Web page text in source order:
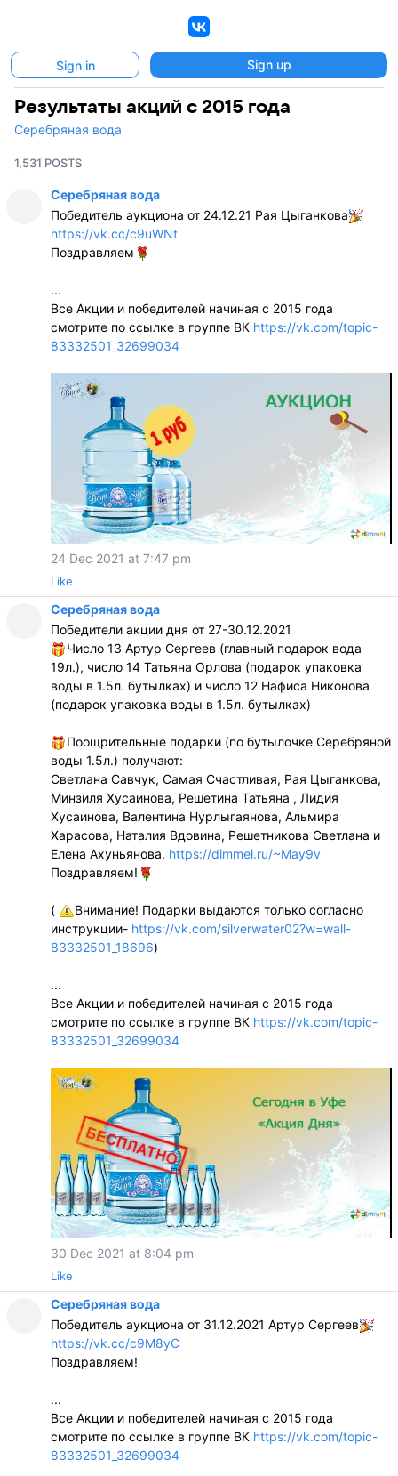
Sign in Sign up
Результаты акций с 2015 года
Серебряная вода
1,531 POSTS
Серебряная вода
Победитель аукциона от 24.12.21 Рая Цыганкова
https://vk.cc/c9uWNt
Поздравляем
...
Все Акции и победителей начиная с 2015 года
смотрите по ссылке в группе ВК https://vk.com/topic-
83332501_32699034
24 Dec 2021 at 7:47 pm
Like
Серебряная вода
Победители акции дня от 27-30.12.2021
Число 13 Артур Сергеев (главный подарок вода
19л.), число 14 Татьяна Орлова (подарок упаковка
воды в 1.5л. бутылках) и число 12 Нафиса Никонова
(подарок упаковка воды в 1.5л. бутылках)
Поощрительные подарки (по бутылочке Серебряной
воды 1.5л.) получают:
Светлана Савчук, Самая Счастливая, Рая Цыганкова,
Минзиля Хусаинова, Решетина Татьяна , Лидия
Хусаинова, Валентина Нурлыгаянова, Альмира
Харасова, Наталия Вдовина, Решетникова Светлана и
Елена Ахуньянова. https://dimmel.ru/~May9v
Поздравляем!
(
Внимание! Подарки выдаются только согласно
инструкции- https://vk.com/silverwater02?w=wall-
83332501_18696)
...
Все Акции и победителей начиная с 2015 года
смотрите по ссылке в группе ВК https://vk.com/topic-
83332501_32699034
30 Dec 2021 at 8:04 pm
Like
Серебряная вода
Победитель аукциона от 31.12.2021 Артур Сергеев
https://vk.cc/c9M8yC
Поздравляем!
...
Все Акции и победителей начиная с 2015 года
смотрите по ссылке в группе ВК https://vk.com/topic-
83332501_32699034